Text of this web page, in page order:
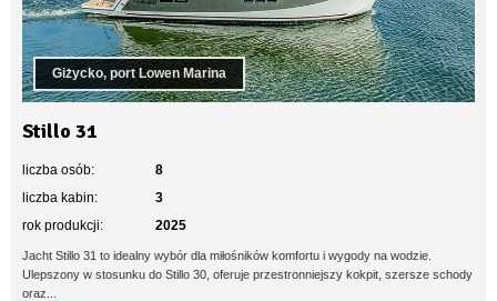
Giżycko, port Lowen Marina
Stillo 31
liczba osób:
8
liczba kabin:
3
rok produkcji:
2025
Jacht Stillo 31 to idealny wybór dla miłośników komfortu i wygody na wodzie.
Ulepszony w stosunku do Stillo 30, oferuje przestronniejszy kokpit, szersze schody
oraz...